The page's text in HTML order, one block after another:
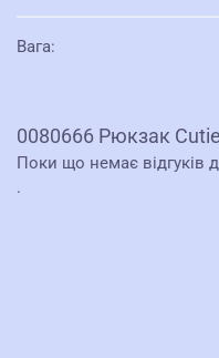
Вага:
0080666 Рюкзак Cutie
Поки що немає відгуків
.